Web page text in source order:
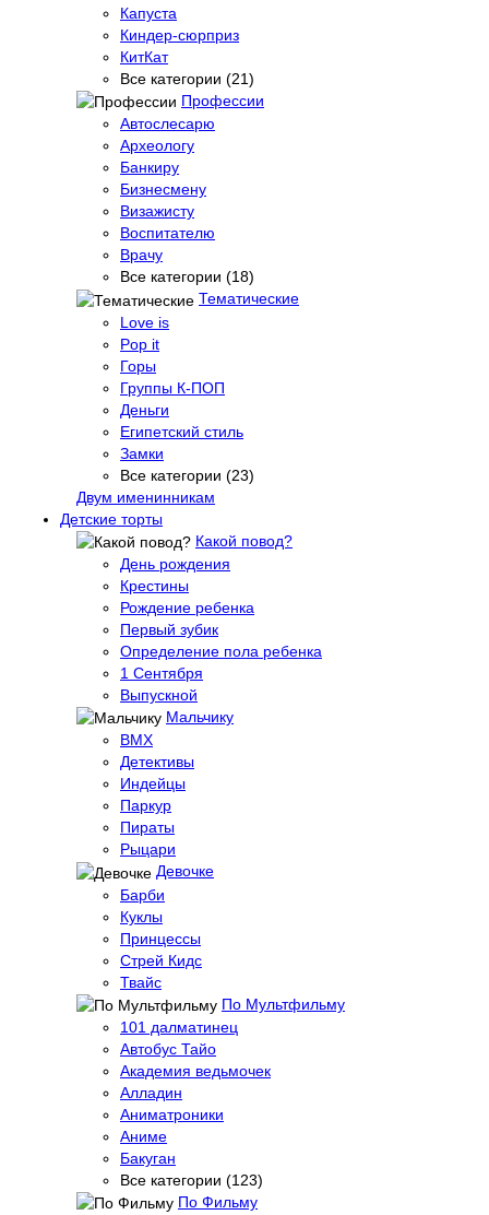
Капуста
Киндер-сюрприз
КитКат
Все категории (21)
Профессии
Автослесарю
Археологу
Банкиру
Бизнесмену
Визажисту
Воспитателю
Врачу
Все категории (18)
Тематические
Love is
Pop it
Горы
Группы К-ПОП
Деньги
Египетский стиль
Замки
Все категории (23)
Двум именинникам
Детские торты
Какой повод?
День рождения
Крестины
Рождение ребенка
Первый зубик
Определение пола ребенка
1 Сентября
Выпускной
Мальчику
BMX
Детективы
Индейцы
Паркур
Пираты
Рыцари
Девочке
Барби
Куклы
Принцессы
Стрей Кидс
Твайс
По Мультфильму
101 далматинец
Автобус Тайо
Академия ведьмочек
Алладин
Аниматроники
Аниме
Бакуган
Все категории (123)
По Фильму